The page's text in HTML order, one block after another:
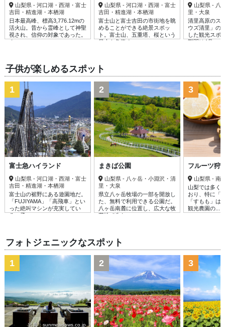
山梨県 - 河口湖・西湖・富士
吉田・精進湖・本栖湖
日本最高峰、標高3,776.12mの
活火山。昔から霊峰として神聖
視され、信仰の対象であった。
ま......
山梨県 - 河口湖・西湖・富士
吉田・精進湖・本栖湖
富士山と富士吉田の市街地を眺
めることができる絶景スポッ
ト。富士山、五重塔、桜という
日本を象徴す......
山梨県 - 八
里・大泉
清里高原のス
ウズ清里」の
した観光スポ
期間は4月......
子供が楽しめるスポット
1
富士急ハイランド
山梨県 - 河口湖・西湖・富士
吉田・精進湖・本栖湖
富士山の裾野にある遊園地だ。
「FUJIYAMA」「高飛車」とい
った絶叫マシンが充実してい
る。子......
2
まきば公園
山梨県 - 八ヶ岳・小淵沢・清
里・大泉
県立八ヶ岳牧場の一部を開放し
た、無料で利用できる公園だ。
八ヶ岳南麓に位置し、広大な牧
草地で牛た......
3
フルーツ狩
山梨県 - 南
山梨では多く
おり、特に「
「すもも」は
観光農園の......
フォトジェニックなスポット
出典：sunmeadows.co.jp
1 2 3